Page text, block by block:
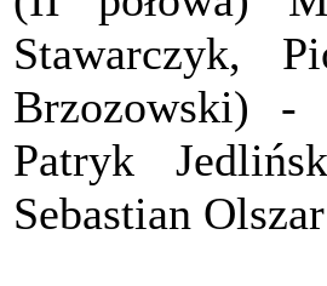
Stawarczyk,
Brzozowski) -
Patryk
Sebastian Olszar